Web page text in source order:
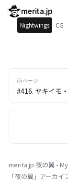
merita.jp
Nightwings CG
前ページ:
#416. ヤキイモ
merita.jp›夜の翼 -
「夜の翼」 アーカイ